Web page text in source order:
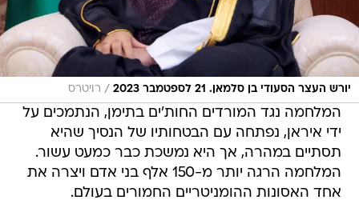
יורש העצר הסעודי בן סלמאן. 21 לספטמבר 2023 / רויטרס
המלחמה נגד המורדים החות'ים בתימן, הנתמכים על
ידי איראן, נפתחה עם הבטחותיו של הנסיך שהיא
תסתיים במהרה, אך היא נמשכת כבר כמעט עשור.
המלחמה הרגה יותר מ-150 אלף בני אדם ויצרה את
אחד האסונות ההומניטריים החמורים בעולם.